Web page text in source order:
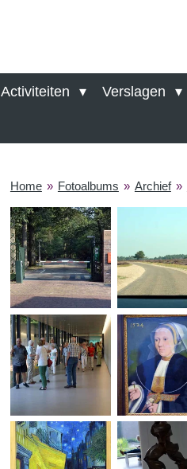
Activiteiten Verslagen
Home » Fotoalbums » Archief »